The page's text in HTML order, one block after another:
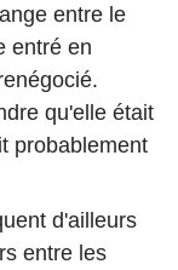
entre le
entré en
qu'elle était
probablement
d'ailleurs
entre les